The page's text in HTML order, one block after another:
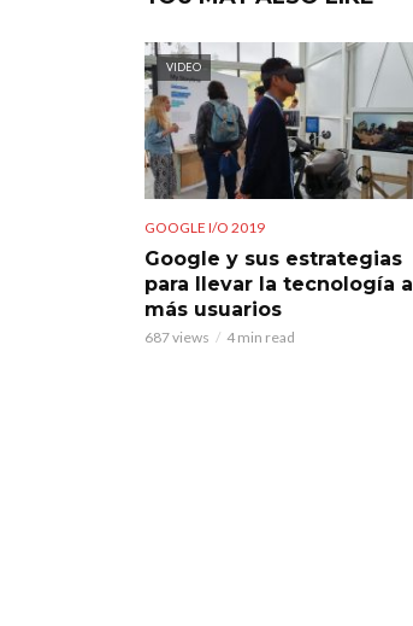
VIDEO
GOOGLE I/O 2019
Google y sus estrategias
para llevar la tecnología a
más usuarios
687 views 4 min read